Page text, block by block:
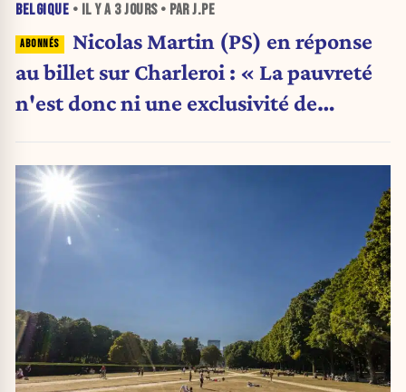
BELGIQUE • IL Y A 3 JOURS• PAR J.PE
Nicolas Martin (PS) en réponse
au billet sur Charleroi : « La pauvreté
n'est donc ni une exclusivité de